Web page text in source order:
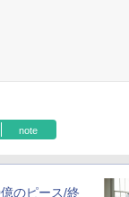
note
のピース/終